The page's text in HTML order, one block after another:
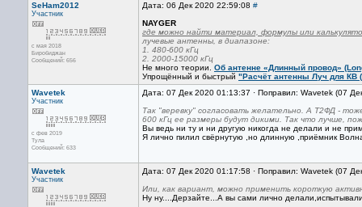
SeHam2012
Участник
с мая 2018
Биробиджан
Сообщений: 656
Дата: 06 Дек 2020 22:59:08 #
NAYGER
где можно найти материал, формулы или
лучевые антенны, в диапазоне:
1. 480-600 кГц
2. 2000-15000 кГц
Не много теории. Об антенне «Длинный провод»
Упрощённый и быстрый "Расчёт антенны Луч для КВ
Wavetek
Участник
с фев 2019
Тула
Сообщений: 633
Дата: 07 Дек 2020 01:13:37 · Поправил: Wavetek (07
Так "веревку" согласовать желательно. А Т2ФД -
600 кГц ее размеры будут дикими. Так что лучше,
Вы ведь ни ту и ни другую никогда не делали и не
Я лично пилил свёрнутую ,но длинную ,приёмник
Wavetek
Участник
Дата: 07 Дек 2020 01:17:58 · Поправил: Wavetek (07
Или, как вариант, можно применить короткую
Ну ну....Дерзайте...А вы сами лично